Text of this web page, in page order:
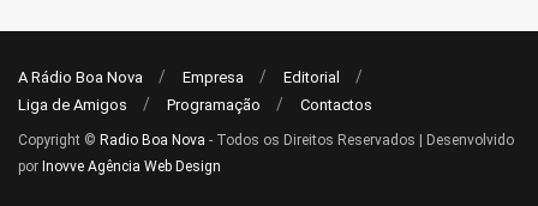
A Rádio Boa Nova Empresa
Editorial
Liga de Amigos
Programação Contactos
Copyright © Radio Boa Nova - Todos os Direitos Reservados | Desenvolvido
por Inovve Agência Web Design